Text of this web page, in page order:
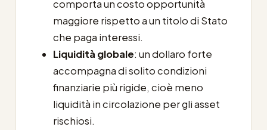
comporta un costo opportunità
maggiore rispetto a un titolo di Stato
che paga interessi.
Liquidità globale: un dollaro forte
accompagna di solito condizioni
finanziarie più rigide, cioè meno
liquidità in circolazione per gli asset
rischiosi.